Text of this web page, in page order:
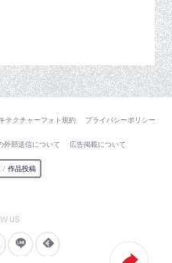
テクチャーフォト規約 プライバシーポリシー
外部送信について 広告掲載について
/ 作品投稿